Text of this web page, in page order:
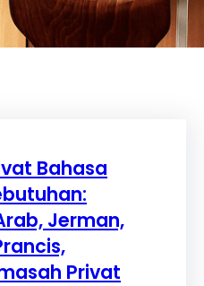
Bahasa
Jerman,
Privat